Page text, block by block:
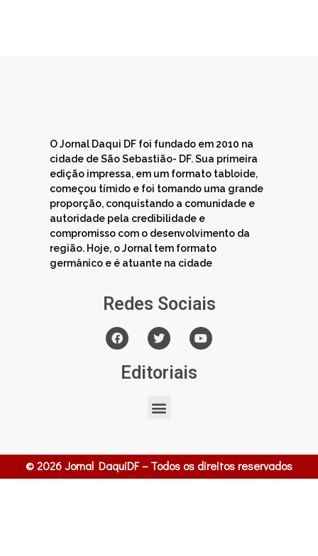
O Jornal Daqui DF foi fundado em 2010 na
cidade de São Sebastião- DF. Sua primeira
edição impressa, em um formato tabloide,
começou tímido e foi tomando uma grande
proporção, conquistando a comunidade e
autoridade pela credibilidade e
compromisso com o desenvolvimento da
região. Hoje, o Jornal tem formato
germânico e é atuante na cidade
Redes Sociais
Editoriais
© 2026 Jornal DaquiDF – Todos os direitos reservados